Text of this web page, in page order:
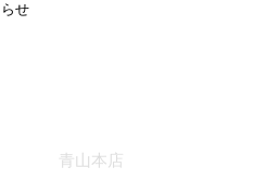
せ
青山本店